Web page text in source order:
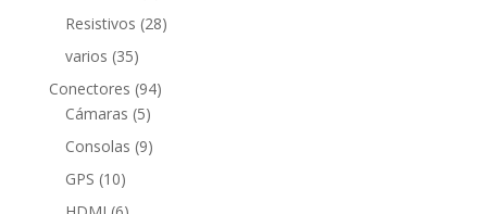
producto
Resistivos 2828
varios 3535
productos
Conectores 9494
Cámaras 55
productos
Consolas 99
GPS 1010
productos